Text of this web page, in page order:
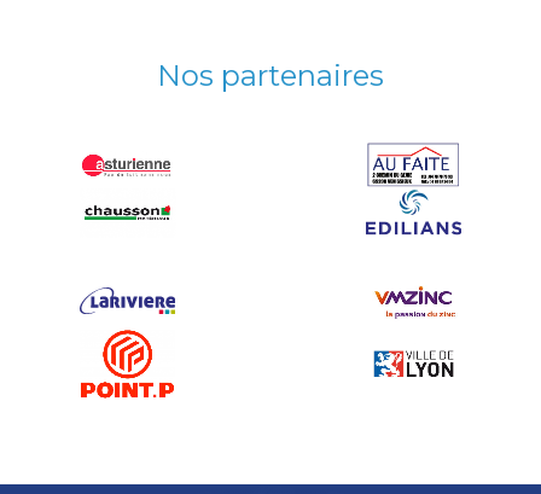
Nos partenaires